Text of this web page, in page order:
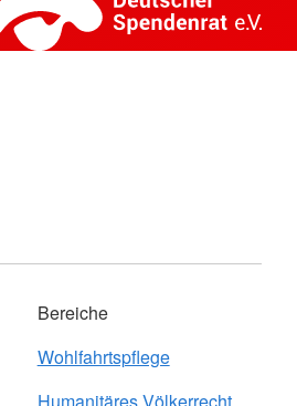
Bereiche
Wohlfahrtspflege